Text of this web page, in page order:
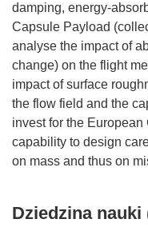
damping, energy-
Capsule Payload
analyse the impact of
change) on the flight
impact of surface
the flow field and the
invest for the
capability to design
Dziedzina nauki